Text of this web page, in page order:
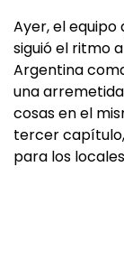
Ayer, el
siguió el ritmo
Argentina
una
cosas en el
tercer
para los